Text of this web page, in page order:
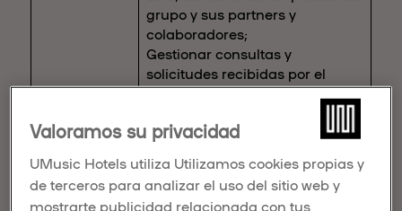
grupo y sus partners y
colaboradores;
Gestionar consultas y
solicitudes recibidas por el
ChatBot;
encuestas de satisfacción
post estancia;
Gestionar la prestación del
Valoramos su privacidad
UMusic Hotels utiliza Utilizamos cookies propias y
de terceros para analizar el uso del sitio web y
mostrarte publicidad relacionada con tus